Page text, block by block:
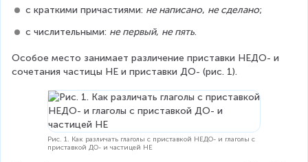
с краткими причастиями: не написано, не сделано;
с числительными: не первый, не пять.
Особое место занимает различение приставки НЕДО- и
сочетания частицы НЕ и приставки ДО- (рис. 1).
Рис. 1. Как различать глаголы с приставкой НЕДО- и глаголы с
приставкой ДО- и частицей НЕ